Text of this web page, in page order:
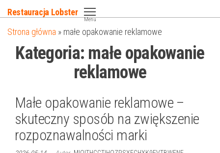
do
treści
Restauracja Lobster
Menu
Strona główna » małe opakowanie reklamowe
Kategoria: małe opakowanie
reklamowe
Małe opakowanie reklamowe –
skuteczny sposób na zwiększenie
rozpoznawalności marki